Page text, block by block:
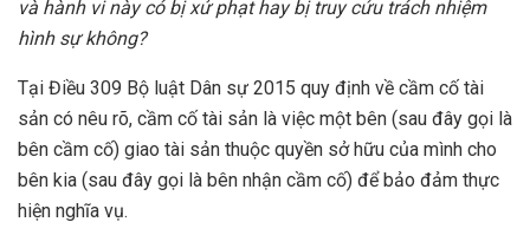
và hành vi này có bị xử phạt hay bị truy cứu trách nhiệm
hình sự không?
Tại Điều 309 Bộ luật Dân sự 2015 quy định về cầm cố tài
sản có nêu rõ, cầm cố tài sản là việc một bên (sau đây gọi là
bên cầm cố) giao tài sản thuộc quyền sở hữu của mình cho
bên kia (sau đây gọi là bên nhận cầm cố) để bảo đảm thực
hiện nghĩa vụ.